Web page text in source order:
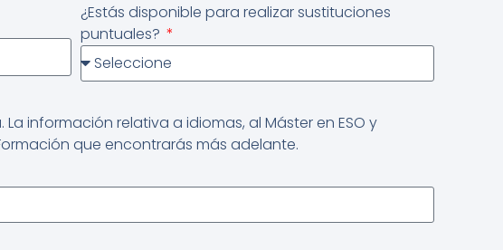
¿Estás disponible para realizar sustituciones
puntuales?
información relativa a idiomas, al Máster en ESO y
que encontrarás más adelante.